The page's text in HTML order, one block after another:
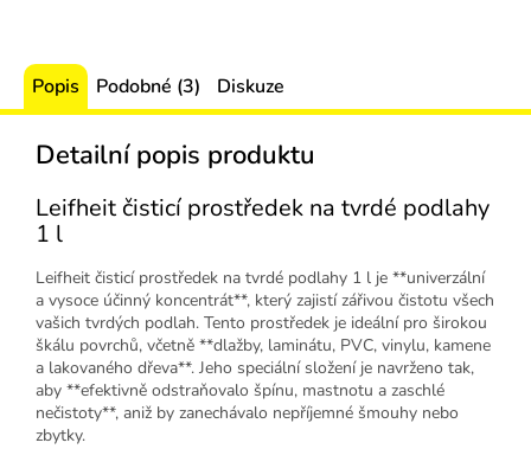
Popis Podobné (3) Diskuze
Detailní popis produktu
Leifheit čisticí prostředek na tvrdé podlahy
1 l
Leifheit čisticí prostředek na tvrdé podlahy 1 l je **univerzální
a vysoce účinný koncentrát**, který zajistí zářivou čistotu všech
vašich tvrdých podlah. Tento prostředek je ideální pro širokou
škálu povrchů, včetně **dlažby, laminátu, PVC, vinylu, kamene
a lakovaného dřeva**. Jeho speciální složení je navrženo tak,
aby **efektivně odstraňovalo špínu, mastnotu a zaschlé
nečistoty**, aniž by zanechávalo nepříjemné šmouhy nebo
zbytky.